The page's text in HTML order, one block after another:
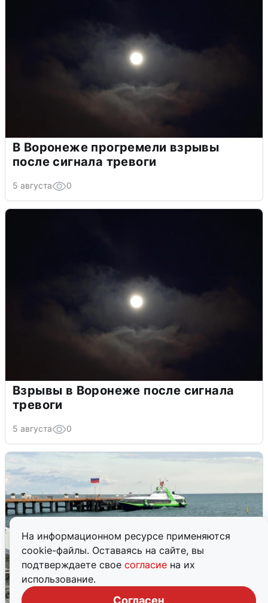
На информационном ресурсе применяются
cookie-файлы. Оставаясь на сайте, вы
подтверждаете свое согласие на их
использование.
Согласен
В Воронеже прогремели взрывы
после сигнала тревоги
5 августа 0
Взрывы в Воронеже после сигнала
тревоги
5 августа 0